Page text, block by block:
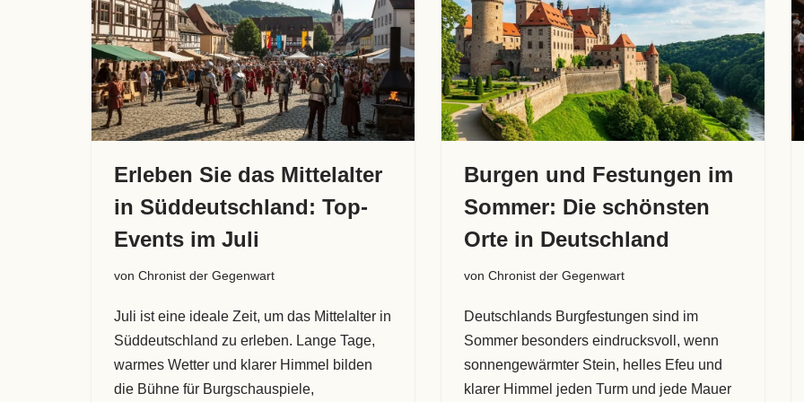
Erleben Sie das Mittelalter
in Süddeutschland: Top-
Events im Juli
von Chronist der Gegenwart
Juli ist eine ideale Zeit, um das Mittelalter in
Süddeutschland zu erleben. Lange Tage,
warmes Wetter und klarer Himmel bilden
die Bühne für Burgschauspiele,
Burgen und Festungen im
Sommer: Die schönsten
Orte in Deutschland
von Chronist der Gegenwart
Deutschlands Burgfestungen sind im
Sommer besonders eindrucksvoll, wenn
sonnengewärmter Stein, helles Efeu und
klarer Himmel jeden Turm und jede Mauer